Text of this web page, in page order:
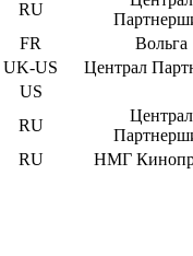
RU
FR Вольга
UK-US Централ
US
RU
Централ
RU НМГ